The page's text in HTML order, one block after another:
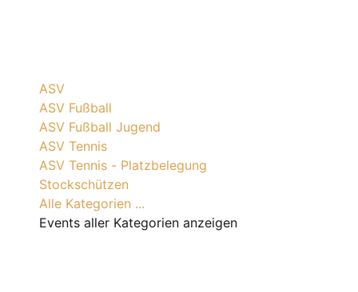
ASV
ASV Fußball
ASV Fußball Jugend
ASV Tennis
ASV Tennis - Platzbelegung
Stockschützen
Alle Kategorien ...
Events aller Kategorien anzeigen